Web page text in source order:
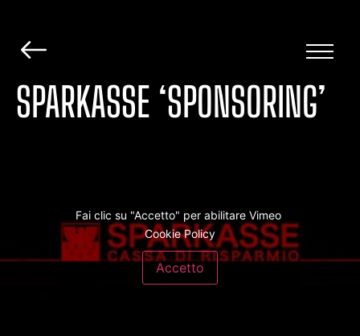
SPARKASSE ‘SPONSORING’
Fai clic su "Accetto" per abilitare Vimeo
Cookie Policy
Accetto